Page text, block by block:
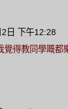
日 下午12:28
覺得教同學嘅都